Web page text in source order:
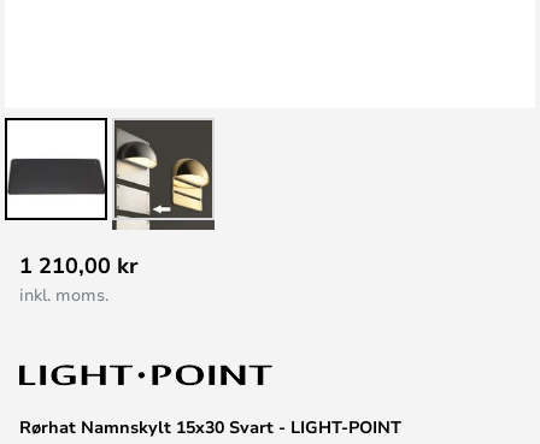
till
början
bildgalleriet
Rørhat Namnskylt 15x30 Svart - LIGHT-POINT
1 210,00 kr
inkl. moms.